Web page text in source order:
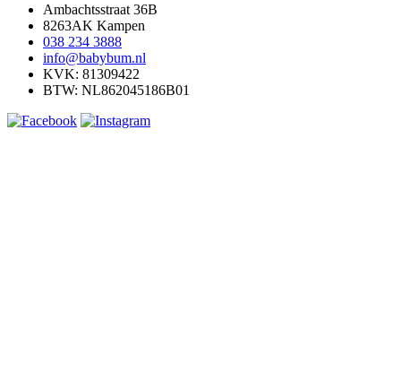
Ambachtsstraat 36B
8263AK Kampen
038 234 3888
info@babybum.nl
KVK: 81309422
BTW: NL862045186B01